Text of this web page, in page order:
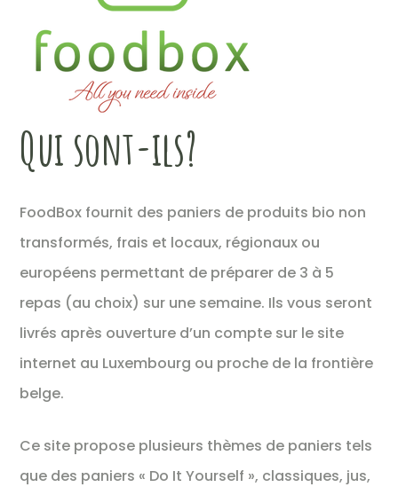
Qui sont-ils?
FoodBox fournit des paniers de produits bio non
transformés, frais et locaux, régionaux ou
européens permettant de préparer de 3 à 5
repas (au choix) sur une semaine. Ils vous seront
livrés après ouverture d’un compte sur le site
internet au Luxembourg ou proche de la frontière
belge.
Ce site propose plusieurs thèmes de paniers tels
que des paniers « Do It Yourself », classiques, jus,